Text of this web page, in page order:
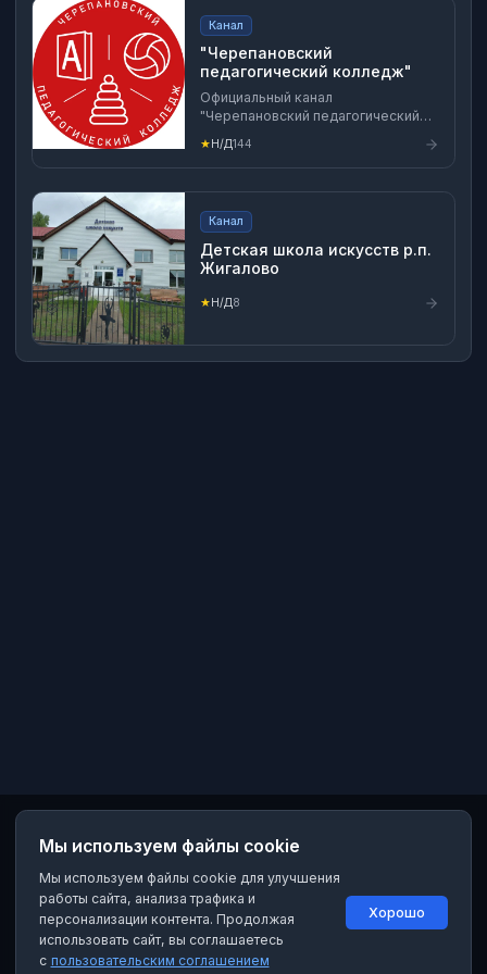
Канал
"Черепановский
педагогический колледж"
Официальный канал
"Черепановский педагогический
колледж" предоставляет всю
важную и актуальную информацию.
★Н/Д144
Канал
Детская школа искусств р.п.
Жигалово
★Н/Д8
Мы используем файлы cookie
Мы используем файлы cookie для улучшения
работы сайта, анализа трафика и
персонализации контента. Продолжая
использовать сайт, вы соглашаетесь
с пользовательским соглашением
Хорошо